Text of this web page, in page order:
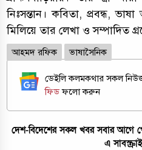
নিঃসন্তান। কবিতা, প্রবন্ধ,
মিলিয়ে তার লেখা ও সম্পাদিত
আহমদ রফিক ভাষাসৈনিক
ডেইলি কলমকথার সকল
ফিডফলো করুন
দেশ-বিদেশের সকল খবর সবার আগে
এ